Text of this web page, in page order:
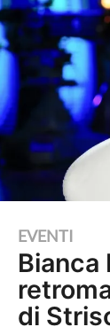
3
a
n
n
EVENTI
Bianca
di